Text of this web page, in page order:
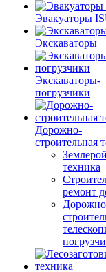
Эвакуаторы
Экскаваторы
Экскаваторы-
погрузчики
Дорожно-
строительная
техника
ремонт